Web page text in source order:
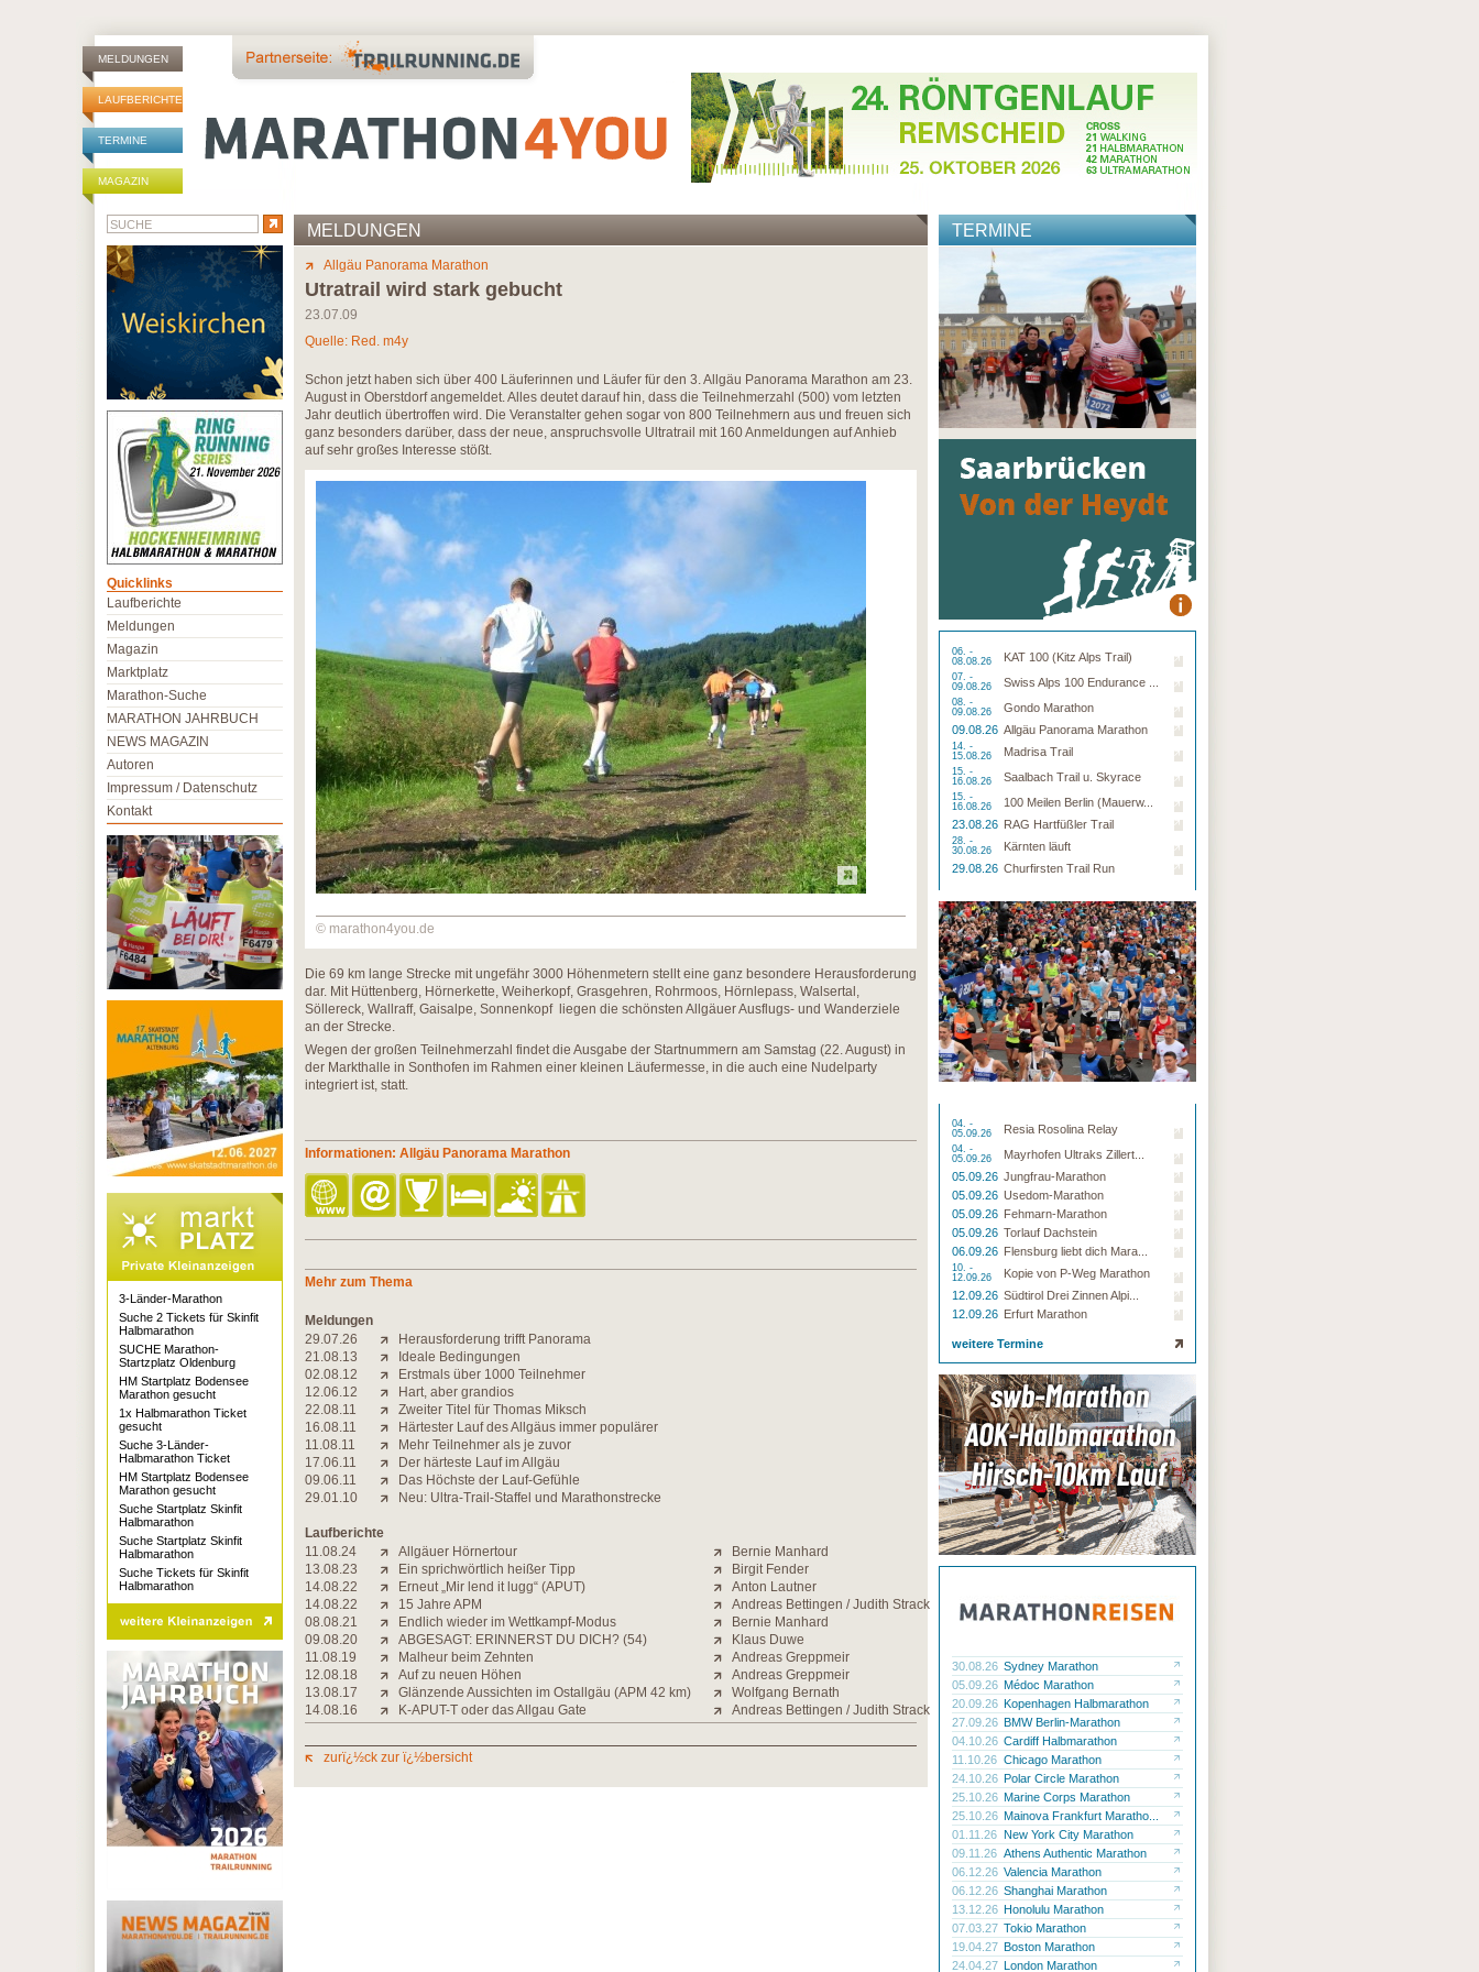
MELDUNGEN
LAUFBERICHTE
TERMINE
MAGAZIN
MELDUNGEN
Allgäu Panorama Marathon
Utratrail wird stark gebucht
23.07.09
Quelle: Red. m4y
Schon jetzt haben sich über 400 Läuferinnen und Läufer für den 3. Allgäu Panorama Marathon am 23.
August in Oberstdorf angemeldet. Alles deutet darauf hin, dass die Teilnehmerzahl (500) vom letzten
Jahr deutlich übertroffen wird. Die Veranstalter gehen sogar von 800 Teilnehmern aus und freuen sich
ganz besonders darüber, dass der neue, anspruchsvolle Ultratrail mit 160 Anmeldungen auf Anhieb
auf sehr großes Interesse stößt.
© marathon4you.de
Die 69 km lange Strecke mit ungefähr 3000 Höhenmetern stellt eine ganz besondere Herausforderung
dar. Mit Hüttenberg, Hörnerkette, Weiherkopf, Grasgehren, Rohrmoos, Hörnlepass, Walsertal,
Söllereck, Wallraff, Gaisalpe, Sonnenkopf liegen die schönsten Allgäuer Ausflugs- und Wanderziele
an der Strecke.
Wegen der großen Teilnehmerzahl findet die Ausgabe der Startnummern am Samstag (22. August) in
der Markthalle in Sonthofen im Rahmen einer kleinen Läufermesse, in die auch eine Nudelparty
integriert ist, statt.
Informationen: Allgäu Panorama Marathon
Mehr zum Thema
Meldungen
29.07.26
Herausforderung trifft Panorama
21.08.13
Ideale Bedingungen
02.08.12
Erstmals über 1000 Teilnehmer
12.06.12
Hart, aber grandios
22.08.11
Zweiter Titel für Thomas Miksch
16.08.11
Härtester Lauf des Allgäus immer populärer
11.08.11
Mehr Teilnehmer als je zuvor
17.06.11
Der härteste Lauf im Allgäu
09.06.11
Das Höchste der Lauf-Gefühle
29.01.10
Neu: Ultra-Trail-Staffel und Marathonstrecke
Laufberichte
11.08.24
Allgäuer Hörnertour
Bernie Manhard
13.08.23
Ein sprichwörtlich heißer Tipp
Birgit Fender
14.08.22
Erneut „Mir lend it lugg“ (APUT)
Anton Lautner
14.08.22
15 Jahre APM
Andreas Bettingen / Judith Strack
08.08.21
Endlich wieder im Wettkampf-Modus
Bernie Manhard
09.08.20
ABGESAGT: ERINNERST DU DICH? (54)
Klaus Duwe
11.08.19
Malheur beim Zehnten
Andreas Greppmeir
12.08.18
Auf zu neuen Höhen
Andreas Greppmeir
13.08.17
Glänzende Aussichten im Ostallgäu (APM 42 km)
Wolfgang Bernath
14.08.16
K-APUT-T oder das Allgau Gate Andreas Bettingen / Judith Strack
zurï¿½ck zur ï¿½bersicht
TERMINE
06. -
08.08.26
KAT 100 (Kitz Alps Trail)
07. -
09.08.26
Swiss Alps 100 Endurance ...
08. -
09.08.26
Gondo Marathon
09.08.26 Allgäu Panorama Marathon
14. -
15.08.26
Madrisa Trail
15. -
16.08.26
Saalbach Trail u. Skyrace
15. -
16.08.26
100 Meilen Berlin (Mauerw...
23.08.26 RAG Hartfüßler Trail
28. -
30.08.26
Kärnten läuft
29.08.26 Churfirsten Trail Run
04. -
05.09.26
Resia Rosolina Relay
04. -
05.09.26
Mayrhofen Ultraks Zillert...
05.09.26 Jungfrau-Marathon
05.09.26 Usedom-Marathon
05.09.26 Fehmarn-Marathon
05.09.26 Torlauf Dachstein
06.09.26 Flensburg liebt dich Mara...
10. -
12.09.26
Kopie von P-Weg Marathon
12.09.26 Südtirol Drei Zinnen Alpi...
12.09.26 Erfurt Marathon
weitere Termine
30.08.26 Sydney Marathon
05.09.26 Médoc Marathon
20.09.26 Kopenhagen Halbmarathon
27.09.26 BMW Berlin-Marathon
04.10.26 Cardiff Halbmarathon
11.10.26 Chicago Marathon
24.10.26 Polar Circle Marathon
25.10.26 Marine Corps Marathon
25.10.26 Mainova Frankfurt Maratho...
01.11.26 New York City Marathon
09.11.26 Athens Authentic Marathon
06.12.26 Valencia Marathon
06.12.26 Shanghai Marathon
13.12.26 Honolulu Marathon
07.03.27 Tokio Marathon
19.04.27 Boston Marathon
24.04.27 London Marathon
Quicklinks
Laufberichte
Meldungen
Magazin
Marktplatz
Marathon-Suche
MARATHON JAHRBUCH
NEWS MAGAZIN
Autoren
Impressum / Datenschutz
Kontakt
3-Länder-Marathon
Suche 2 Tickets für Skinfit
Halbmarathon
SUCHE Marathon-
Startzplatz Oldenburg
HM Startplatz Bodensee
Marathon gesucht
1x Halbmarathon Ticket
gesucht
Suche 3-Länder-
Halbmarathon Ticket
HM Startplatz Bodensee
Marathon gesucht
Suche Startplatz Skinfit
Halbmarathon
Suche Startplatz Skinfit
Halbmarathon
Suche Tickets für Skinfit
Halbmarathon